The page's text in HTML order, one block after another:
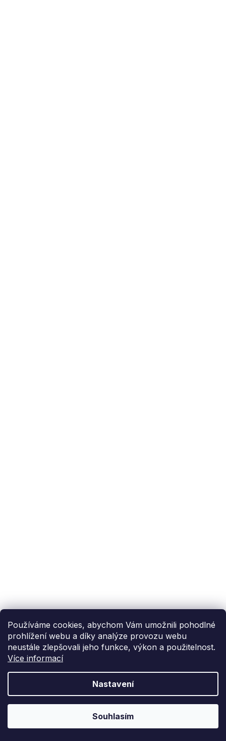
Používáme cookies, abychom Vám umožnili pohodlné
prohlížení webu a díky analýze provozu webu
neustále zlepšovali jeho funkce, výkon a použitelnost.
Více informací
Nastavení
Souhlasím